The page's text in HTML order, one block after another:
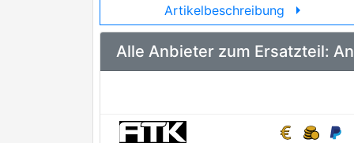
Artikelbeschreibung arrow_right
Alle Anbieter zum Ersatzteil: